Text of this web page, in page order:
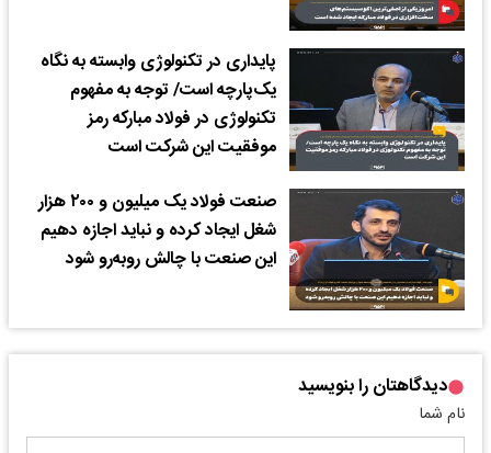
پایداری در تکنولوژی وابسته به نگاه
یک‌پارچه است/ توجه به مفهوم
تکنولوژی در فولاد مبارکه رمز
موفقیت این شرکت است
صنعت فولاد یک میلیون و ۲۰۰ هزار
شغل ایجاد کرده و نباید اجازه دهیم
این صنعت با چالش روبه‌رو شود
دیدگاهتان را بنویسید
نام شما